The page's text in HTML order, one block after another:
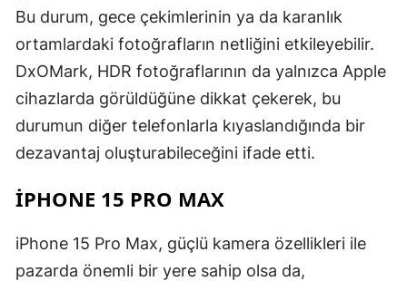
Bu durum, gece çekimlerinin ya da karanlık
ortamlardaki fotoğrafların netliğini etkileyebilir.
DxOMark, HDR fotoğraflarının da yalnızca Apple
cihazlarda görüldüğüne dikkat çekerek, bu
durumun diğer telefonlarla kıyaslandığında bir
dezavantaj oluşturabileceğini ifade etti.
IPHONE 15 PRO MAX
iPhone 15 Pro Max, güçlü kamera özellikleri ile
pazarda önemli bir yere sahip olsa da,